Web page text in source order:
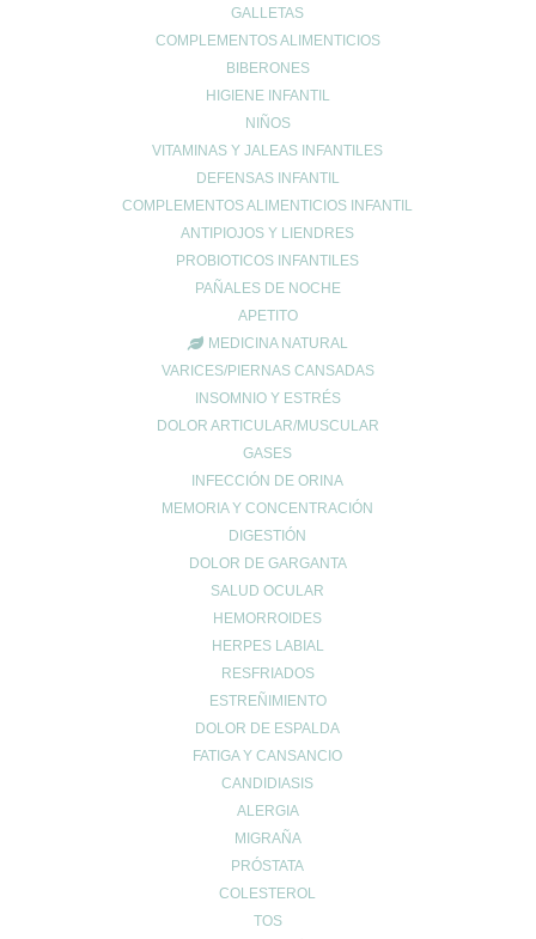
GALLETAS
COMPLEMENTOS ALIMENTICIOS
BIBERONES
HIGIENE INFANTIL
NIÑOS
VITAMINAS Y JALEAS INFANTILES
DEFENSAS INFANTIL
COMPLEMENTOS ALIMENTICIOS INFANTIL
ANTIPIOJOS Y LIENDRES
PROBIOTICOS INFANTILES
PAÑALES DE NOCHE
APETITO
MEDICINA NATURAL
VARICES/PIERNAS CANSADAS
INSOMNIO Y ESTRÉS
DOLOR ARTICULAR/MUSCULAR
GASES
INFECCIÓN DE ORINA
MEMORIA Y CONCENTRACIÓN
DIGESTIÓN
DOLOR DE GARGANTA
SALUD OCULAR
HEMORROIDES
HERPES LABIAL
RESFRIADOS
ESTREÑIMIENTO
DOLOR DE ESPALDA
FATIGA Y CANSANCIO
CANDIDIASIS
ALERGIA
MIGRAÑA
PRÓSTATA
COLESTEROL
TOS
Correo electrónico*
Entradas recientes
¿Tienes el ácido úrico alto? Todo lo que debes saber sobre la
gota y la alimentación
Creatina: El secreto para maximizar tu rendimiento y cuidar tu
EXCESOS NAVIDEÑOS